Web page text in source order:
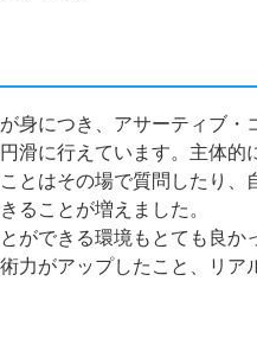
身につき、アサーティブ・
滑に行えています。主体的
とはその場で質問したり、
ることが増えました。
ができる環境もとても良か
力がアップしたこと、リア